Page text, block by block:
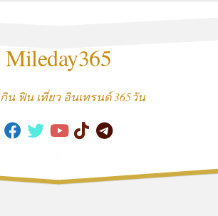
Mileday365
น ฟิน เที่ยว อินเทรนด์ 365วัน